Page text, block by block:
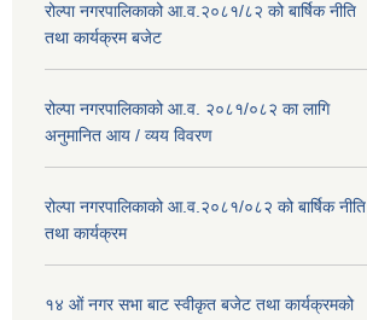
रोल्पा नगरपालिकाको आ.व.२०८१/८२ को बार्षिक नीति
तथा कार्यक्रम बजेट
रोल्पा नगरपालिकाको आ.व. २०८१/०८२ का लागि
अनुमानित आय / व्यय विवरण
रोल्पा नगरपालिकाको आ.व.२०८१/०८२ को बार्षिक नीति
तथा कार्यक्रम
१४ ओं नगर सभा बाट स्वीकृत बजेट तथा कार्यक्रमको